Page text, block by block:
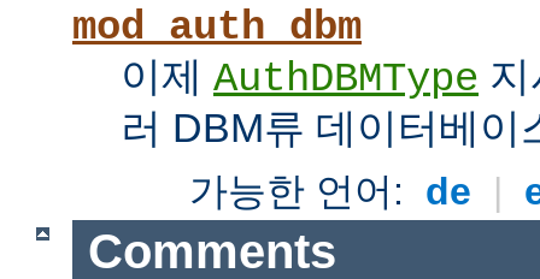
mod_auth_dbm
이제 AuthDBMType
러 DBM류 데이터베이
가능한 언어: de |
Comments